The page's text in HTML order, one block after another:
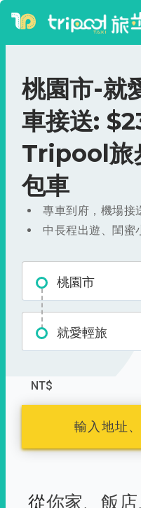
桃園市-就
車接送:
Tripool旅
包車
專車到府，機場接
中長程出遊、閨蜜
桃園市
就愛輕旅
NT$
輸入地址
從你家、 飯店